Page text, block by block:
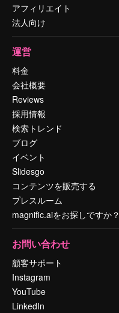
アフィリエイト
法人向け
運営
料金
会社概要
Reviews
採用情報
検索トレンド
ブログ
イベント
Slidesgo
コンテンツを販売する
プレスルーム
magnific.aiをお探しですか？
お問い合わせ
顧客サポート
Instagram
YouTube
LinkedIn